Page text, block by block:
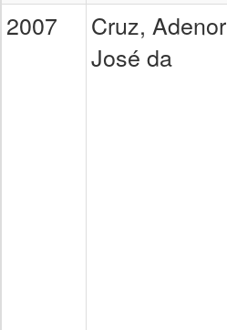
2007
Cruz, Adenor
José da